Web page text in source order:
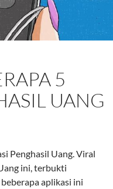
5
UANG
Penghasil Uang. Viral
ini, terbukti
aplikasi ini